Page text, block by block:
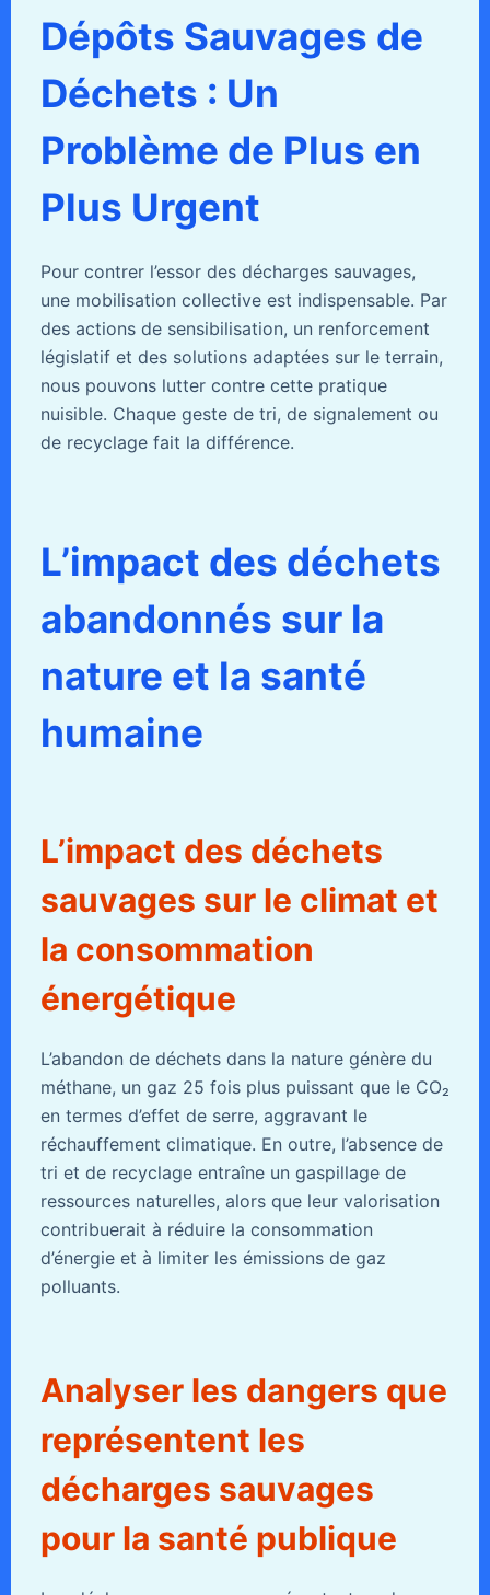
Dépôts Sauvages de
Déchets : Un
Problème de Plus en
Plus Urgent
Pour contrer l’essor des décharges sauvages,
une mobilisation collective est indispensable. Par
des actions de sensibilisation, un renforcement
législatif et des solutions adaptées sur le terrain,
nous pouvons lutter contre cette pratique
nuisible. Chaque geste de tri, de signalement ou
de recyclage fait la différence.
L’impact des déchets
abandonnés sur la
nature et la santé
humaine
L’impact des déchets
sauvages sur le climat et
la consommation
énergétique
L’abandon de déchets dans la nature génère du
méthane, un gaz 25 fois plus puissant que le CO₂
en termes d’effet de serre, aggravant le
réchauffement climatique. En outre, l’absence de
tri et de recyclage entraîne un gaspillage de
ressources naturelles, alors que leur valorisation
contribuerait à réduire la consommation
d’énergie et à limiter les émissions de gaz
polluants.
Analyser les dangers que
représentent les
décharges sauvages
pour la santé publique